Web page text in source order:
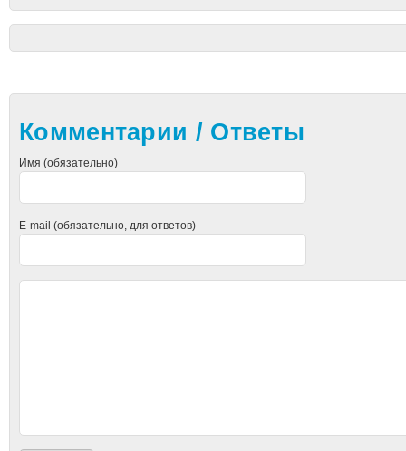
Комментарии / Ответы
Имя (обязательно)
E-mail (обязательно, для ответов)